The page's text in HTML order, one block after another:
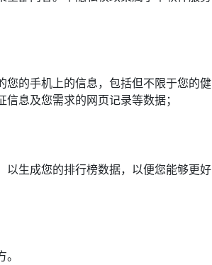
的手机上的信息，包括但不限于您的健
息及您需求的网页记录等数据；
生成您的排行榜数据，以便您能够更好